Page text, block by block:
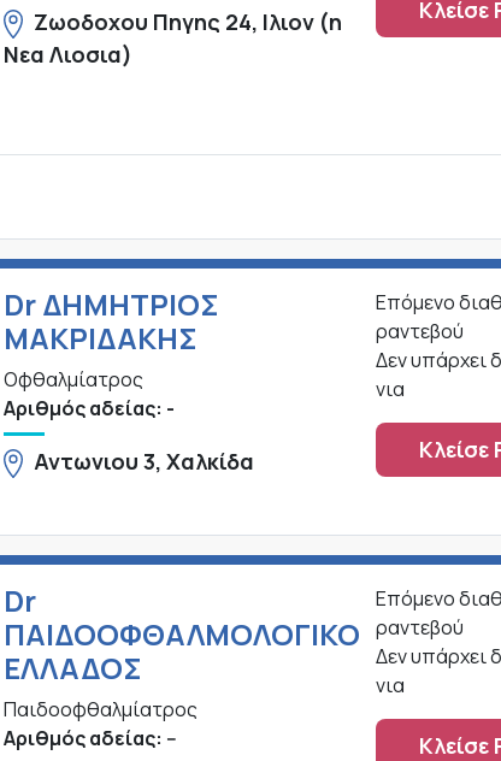
Ζωοδοχου Πηγης 24, Ιλιον (η
Νεα Λιοσια)
Κλείσε
Dr ΔΗΜΗΤΡΙΟΣ
ΜΑΚΡΙΔΑΚΗΣ
Οφθαλμίατρος
Αριθμός αδείας: -
Αντωνιου 3, Χαλκίδα
Επόμενο
ραντεβού
Δεν υπάρχει
νια
Κλείσε
Dr
ΠΑΙΔΟΟΦΘΑΛΜΟΛΟΓΙΚΟ
ΕΛΛΑΔΟΣ
Παιδοοφθαλμίατρος
Αριθμός αδείας: --
Επόμενο
ραντεβού
Δεν υπάρχει
νια
Κλείσε